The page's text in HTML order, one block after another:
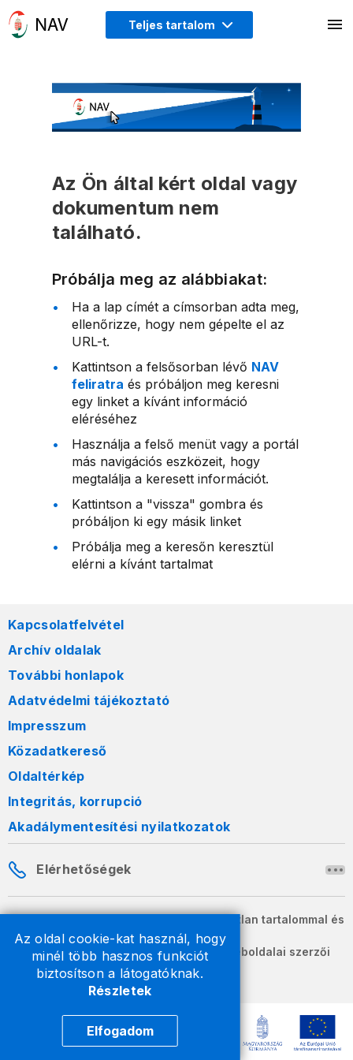
Az oldal cookie-kat használ, hogy
minél több hasznos funkciót
biztosítson a látogatóknak.
Részletek
Elfogadom
Teljes tartalom
Az Ön által kért oldal vagy
dokumentum nem
található.
Próbálja meg az alábbiakat:
Ha a lap címét a címsorban adta meg,
ellenőrizze, hogy nem gépelte el az
URL-t.
Kattintson a felsősorban lévő NAV
feliratra és próbáljon meg keresni
egy linket a kívánt információ
eléréséhez
Használja a felső menüt vagy a portál
más navigációs eszközeit, hogy
megtalálja a keresett információt.
Kattintson a "vissza" gombra és
próbáljon ki egy másik linket
Próbálja meg a keresőn keresztül
elérni a kívánt tartalmat
Kapcsolatfelvétel
Archív oldalak
További honlapok
Adatvédelmi tájékoztató
Impresszum
Közadatkereső
Oldaltérkép
Integritás, korrupció
Akadálymentesítési nyilatkozatok
Elérhetőségek
A honlapon szereplő információk változatlan tartalommal és
formában szabadon terjeszthetők.
2026 © A Nemzeti Adó- és Vámhivatal weboldalai szerzői
jogvédelem alatt állnak.